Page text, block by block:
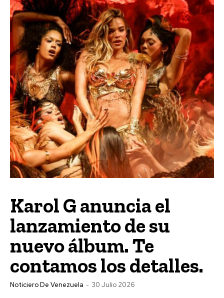
Karol G anuncia el
lanzamiento de su
nuevo álbum. Te
contamos los detalles.
Noticiero De Venezuela - 30 Julio 2026